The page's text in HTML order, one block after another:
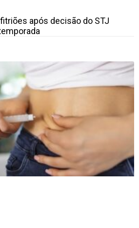
após decisão do STJ